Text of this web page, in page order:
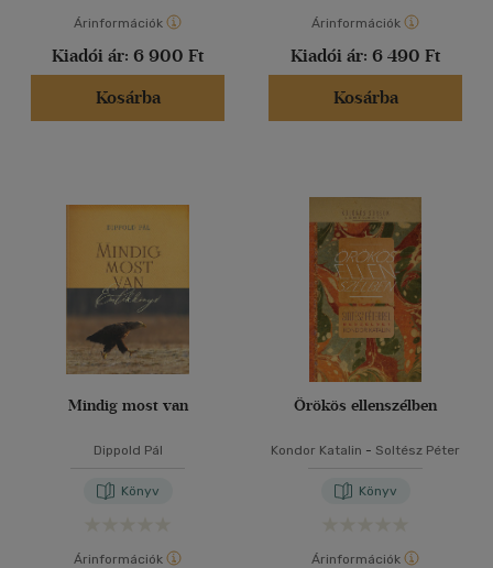
Árinformációk
Kiadói ár: 6 900 Ft
Kosárba
Árinformációk
Kiadói ár: 6 490 Ft
Kosárba
Mindig most van
Dippold Pál
Könyv
Árinformációk
Örökös ellenszélben
Kondor Katalin - Soltész Péter
Könyv
Árinformációk